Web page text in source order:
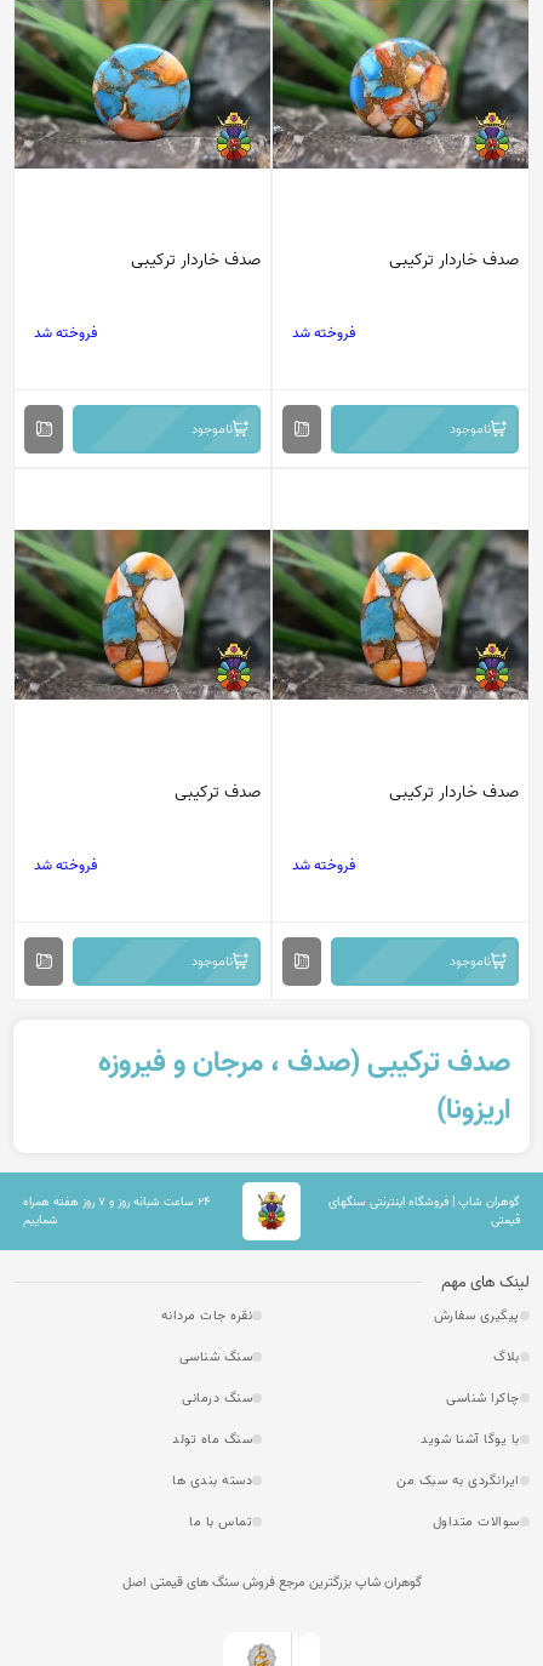
صدف خاردار ترکیبی
فروخته شد
ناموجود
صدف خاردار ترکیبی
فروخته شد
ناموجود
صدف خاردار ترکیبی
فروخته شد
ناموجود
صدف ترکیبی
فروخته شد
ناموجود
صدف ترکیبی (صدف ، مرجان و فیروزه
اریزونا)
گوهران شاپ | فروشگاه اینترنتی سنگهای
قیمتی
۲۴ ساعت شبانه روز و ۷ روز هفته همراه
شماییم
لینک های مهم
پیگیری سفارش
نقره جات مردانه
بلاگ
سنگ شناسی
چاکرا شناسی
سنگ درمانی
با یوگا آشنا شوید
سنگ ماه تولد
ایرانگردی به سبک من
دسته بندی ها
سوالات متداول
تماس با ما
گوهران شاپ بزرگترین مرجع فروش سنگ های قیمتی اصل